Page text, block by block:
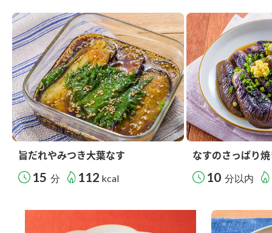
旨だれやみつき大葉なす
15 分 112 kcal
なすのさっぱり
10 分以内